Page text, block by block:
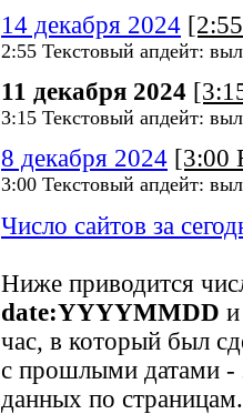
14 декабря 2024
2:55 Текстовый апдейт:
11 декабря 2024
3:15 Текстовый апдейт:
8 декабря 2024 [3:00
3:00 Текстовый апдейт:
Число сайтов за
Ниже приводится
date:YYYYMMDD
час, в который был
с прошлыми датами -
данных по страницам.